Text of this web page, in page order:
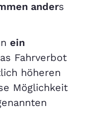
anders
ein
Fahrverbot
höheren
Möglichkeit